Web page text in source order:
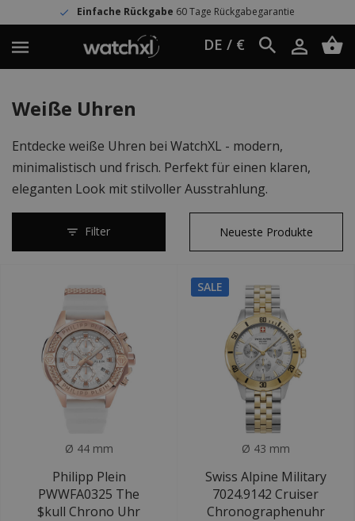
Einfache Rückgabe60 Tage Rückgabegarantie
DE / €
Weiße Uhren
Entdecke weiße Uhren bei WatchXL - modern,
minimalistisch und frisch. Perfekt für einen klaren,
eleganten Look mit stilvoller Ausstrahlung.
Filter
Ø 44 mm
Philipp Plein
PWWFA0325 The
$kull Chrono Uhr
SALE
Ø 43 mm
Swiss Alpine Military
7024.9142 Cruiser
Chronographenuhr